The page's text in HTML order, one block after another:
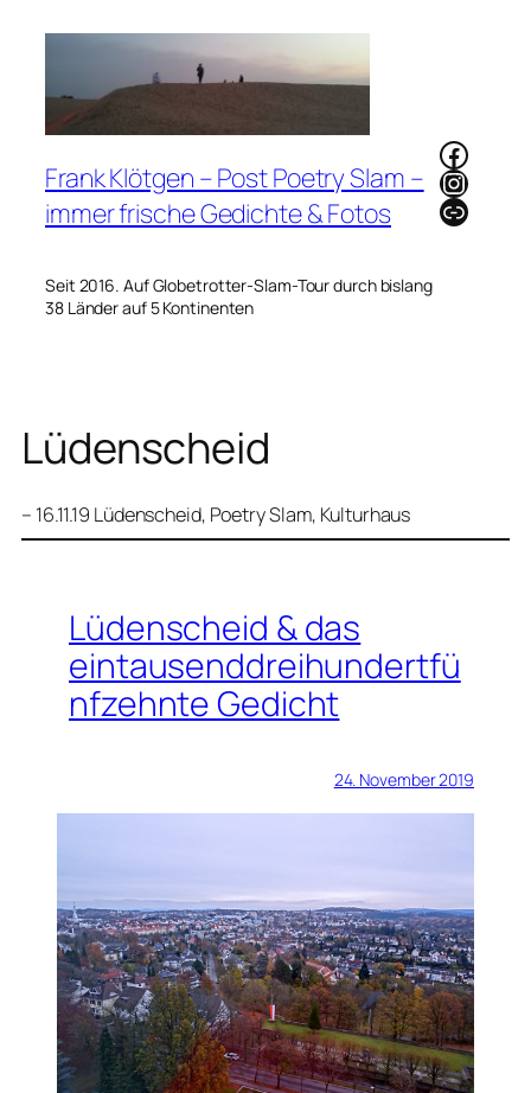
Frank Klötgen – Post Poetry Slam –
immer frische Gedichte & Fotos
Seit 2016. Auf Globetrotter-Slam-Tour durch bislang
38 Länder auf 5 Kontinenten
Link
Lüdenscheid
– 16.11.19 Lüdenscheid, Poetry Slam, Kulturhaus
Lüdenscheid & das
eintausenddreihundertfü
nfzehnte Gedicht
24. November 2019